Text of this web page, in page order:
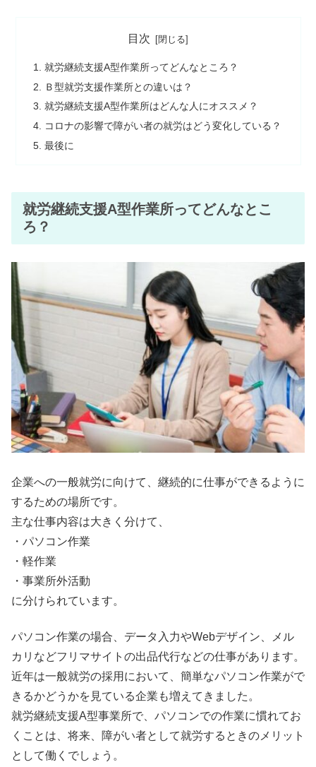
目次
就労継続支援A型作業所ってどんなところ？
Ｂ型就労支援作業所との違いは？
就労継続支援A型作業所はどんな人にオススメ？
コロナの影響で障がい者の就労はどう変化している？
最後に
就労継続支援A型作業所ってどんなとこ
ろ？
企業への一般就労に向けて、継続的に仕事ができるように
するための場所です。
主な仕事内容は大きく分けて、
・パソコン作業
・軽作業
・事業所外活動
に分けられています。
パソコン作業の場合、データ入力やWebデザイン、メル
カリなどフリマサイトの出品代行などの仕事があります。
近年は一般就労の採用において、簡単なパソコン作業がで
きるかどうかを見ている企業も増えてきました。
就労継続支援A型事業所で、パソコンでの作業に慣れてお
くことは、将来、障がい者として就労するときのメリット
として働くでしょう。